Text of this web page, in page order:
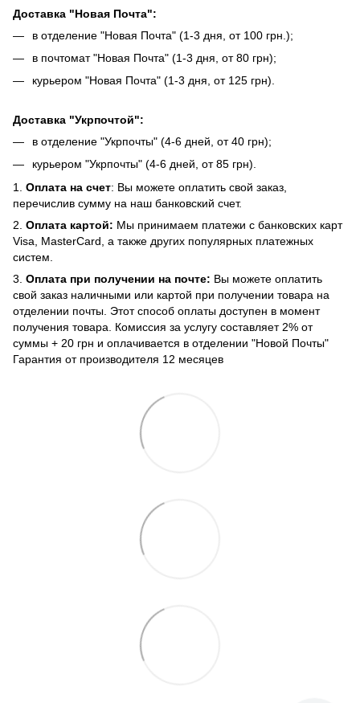
Доставка "Новая Почта":
в отделение "Новая Почта" (1-3 дня, от 100 грн.);
в почтомат "Новая Почта" (1-3 дня, от 80 грн);
курьером "Новая Почта" (1-3 дня, от 125 грн).
Доставка "Укрпочтой":
в отделение "Укрпочты" (4-6 дней, от 40 грн);
курьером "Укрпочты" (4-6 дней, от 85 грн).
1. Оплата на счет: Вы можете оплатить свой заказ,
перечислив сумму на наш банковский счет.
2. Оплата картой: Мы принимаем платежи с банковских карт
Visa, MasterCard, а также других популярных платежных
систем.
3. Оплата при получении на почте: Вы можете оплатить
свой заказ наличными или картой при получении товара на
отделении почты. Этот способ оплаты доступен в момент
получения товара. Комиссия за услугу составляет 2% от
суммы + 20 грн и оплачивается в отделении "Новой Почты"
Гарантия от производителя 12 месяцев